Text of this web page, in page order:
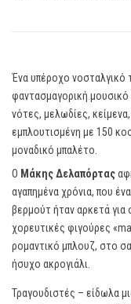
Ένα υπέροχο νοσταλγικό
φαντασμαγορική
νότες, μελωδίες,
εμπλουτισμένη με 150
μοναδικό μπαλέτο.
Ο Μάκης Δελαπόρτας
αγαπημένα χρόνια, που
βερμούτ ήταν αρκετά για
χορευτικές φιγούρες
ρομαντικό μπλουζ, στο
ήσυχο ακρογιάλι.
Τραγουδιστές – είδωλα